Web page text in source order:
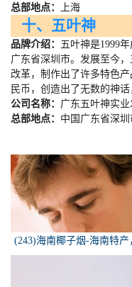
总部地点：
上海
十、五叶神
品牌介绍： 五叶神是1999年
广东省深圳市。发展至今
改革，制作出了许多特色
民币，创造出了无数的神
公司名称： 广东五叶神实业
总部地点： 中国广东省深圳
(243)海南椰子烟-海南特产
椰子香烟，槟榔香烟，叶